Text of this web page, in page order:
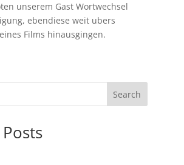
unserem Gast Wortwechsel
ebendiese weit ubers
Films hinausgingen.
Search